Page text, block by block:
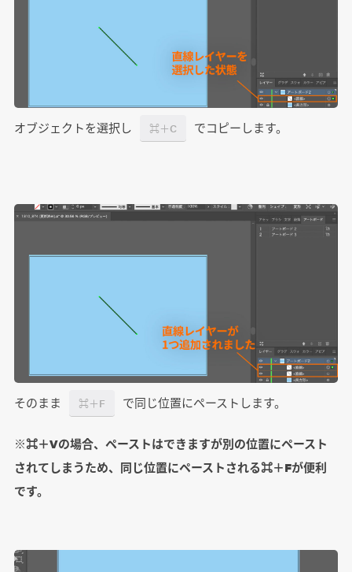
オブジェクトを選択し ⌘＋C でコピーします。
そのまま ⌘＋F で同じ位置にペーストします。
※⌘＋Vの場合、ペーストはできますが別の位置にペースト
されてしまうため、同じ位置にペーストされる⌘＋Fが便利
です。